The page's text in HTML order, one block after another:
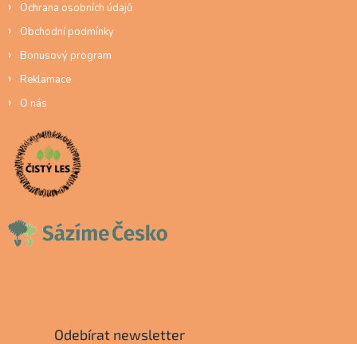
Ochrana osobních údajů
Obchodní podmínky
Bonusový program
Reklamace
O nás
Odebírat newsletter